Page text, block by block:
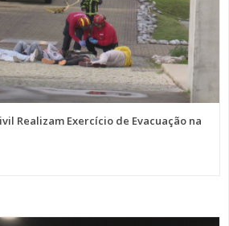
Realizam Exercício de Evacuação na